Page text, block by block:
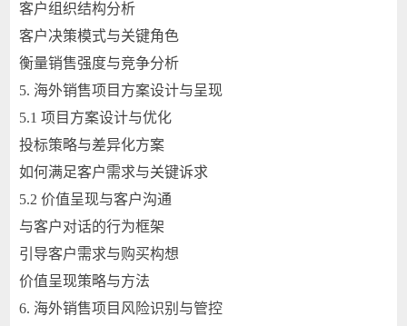
客户组织结构分析
客户决策模式与关键角色
衡量销售强度与竞争分析
5. 海外销售项目方案设计与呈现
5.1 项目方案设计与优化
投标策略与差异化方案
如何满足客户需求与关键诉求
5.2 价值呈现与客户沟通
与客户对话的行为框架
引导客户需求与购买构想
价值呈现策略与方法
6. 海外销售项目风险识别与管控